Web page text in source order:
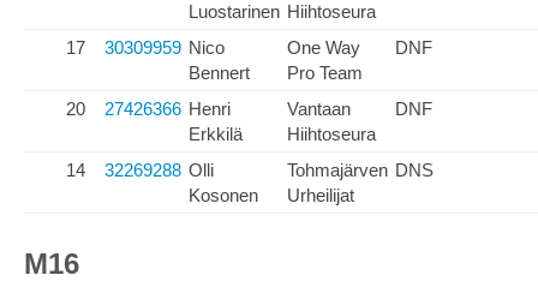
Luostarinen Hiihtoseura
17 30309959 Nico
Bennert
One Way
Pro Team
DNF
20 27426366 Henri
Erkkilä
Vantaan
Hiihtoseura
DNF
14 32269288 Olli
Kosonen
Tohmajärven
Urheilijat
DNS
M16